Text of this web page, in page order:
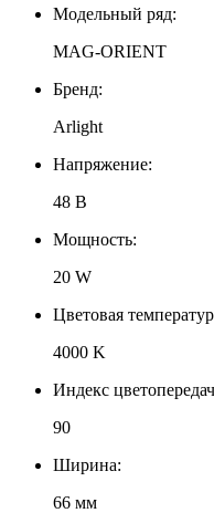
Модельный ряд:
MAG-ORIENT
Бренд:
Arlight
Напряжение:
48 В
Мощность:
20 W
Цветовая
4000 K
Индекс
90
Ширина:
66 мм